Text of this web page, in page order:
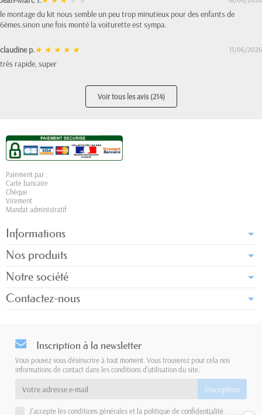
le montage du kit nous semble un peu trop minutieux pour des enfants de
6èmes.sinon une fois monté la voiturette est sympa.
claudine p.★ ★ ★ ★ ★ 11/06/2026
très rapide, super
Voir tous les avis (214)
Paiement par :
Carte bancaire
Chèque
Virement
Mandat administratif
Informations
Nos produits
Notre société
Contactez-nous
Inscription à la newsletter
Vous pouvez vous désinscrire à tout moment. Vous trouverez pour cela nos
informations de contact dans les conditions d'utilisation du site.
J'accepte les conditions générales et la politique de confidentialité